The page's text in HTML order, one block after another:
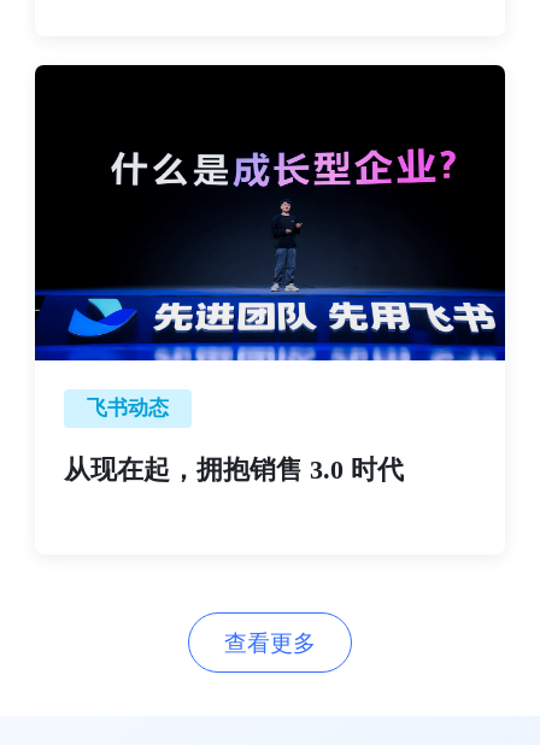
飞书动态
从现在起，拥抱销售 3.0 时代
查看更多